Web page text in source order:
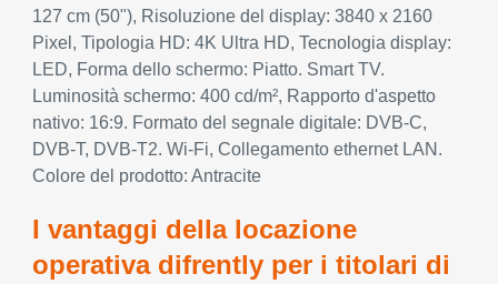
127 cm (50"), Risoluzione del display: 3840 x 2160
Pixel, Tipologia HD: 4K Ultra HD, Tecnologia display:
LED, Forma dello schermo: Piatto. Smart TV.
Luminosità schermo: 400 cd/m², Rapporto d'aspetto
nativo: 16:9. Formato del segnale digitale: DVB-C,
DVB-T, DVB-T2. Wi-Fi, Collegamento ethernet LAN.
Colore del prodotto: Antracite
I vantaggi della locazione
operativa difrently per i titolari di